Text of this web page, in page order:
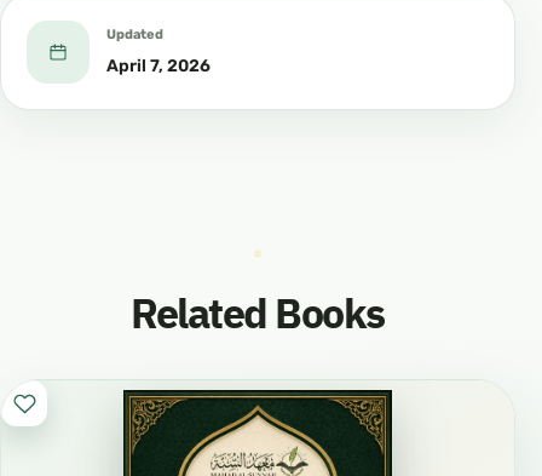
Updated
April 7, 2026
Related Books